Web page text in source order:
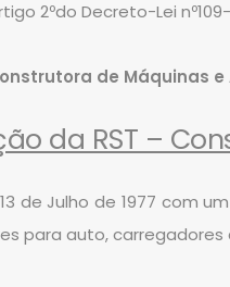
2ºdo Decreto-Lei
de Máquinas e
da RST –
de Julho de 1977 com
para auto,